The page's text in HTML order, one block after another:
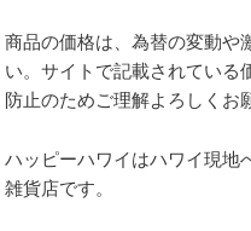
商品の価格は、為替の変動や
い。サイトで記載されている
防止のためご理解よろしくお
ハッピーハワイはハワイ現地
雑貨店です。